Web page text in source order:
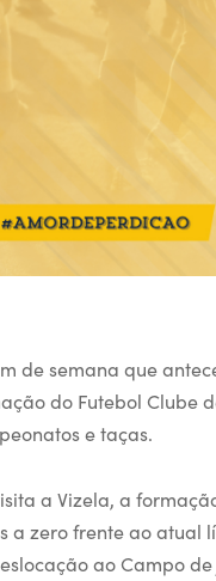
de semana que
do Futebol Clube
e taças.
a Vizela, a
a zero frente ao atual
ao Campo